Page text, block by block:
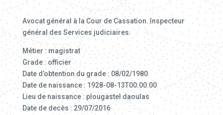
Avocat général à la Cour de Cassation. Inspecteur
général des Services judiciaires.
Métier : magistrat
Grade : officier
Date d’obtention du grade : 08/02/1980
Date de naissance : 1928-08-13T00:00:00
Lieu de naissance : plougastel daoulas
Date de decès : 29/07/2016